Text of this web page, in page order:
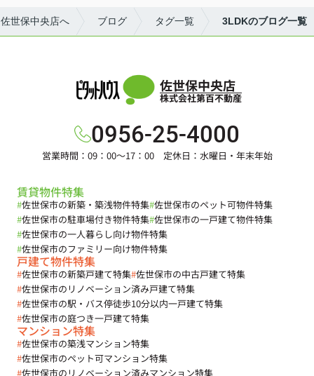
世保中央店へ ブログ タグ一覧 3LDKのブログ一覧
佐世保中央店
株式会社第百不動産
0956-25-4000
営業時間：09：00～17：00 定休日：水曜日・年末年始
賃貸物件特集
#佐世保市の新築・築浅物件特集#佐世保市のペット可物件特集
#佐世保市の駐車場付き物件特集#佐世保市の一戸建て物件特集
#佐世保市の一人暮らし向け物件特集
#佐世保市のファミリー向け物件特集
戸建て物件特集
#佐世保市の新築戸建て特集#佐世保市の中古戸建て特集
#佐世保市のリノベーション済み戸建て特集
#佐世保市の駅・バス停徒歩10分以内一戸建て特集
#佐世保市の庭つき一戸建て特集
マンション特集
#佐世保市の築浅マンション特集
#佐世保市のペット可マンション特集
#佐世保市のリノベーション済みマンション特集